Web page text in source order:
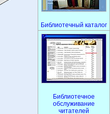
Библиотечный каталог
Библиотечное
обслуживание
читателей